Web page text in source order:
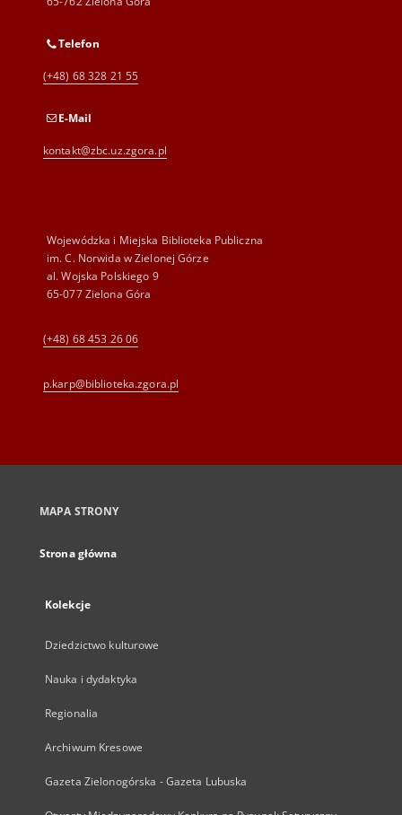
Telefon
(+48) 68 328 21 55
E-Mail
kontakt@zbc.uz.zgora.pl
Wojewódzka i Miejska Biblioteka Publiczna
im. C. Norwida w Zielonej Górze
al. Wojska Polskiego 9
65-077 Zielona Góra
(+48) 68 453 26 06
p.karp@biblioteka.zgora.pl
MAPA STRONY
Strona główna
Kolekcje
Dziedzictwo kulturowe
Nauka i dydaktyka
Regionalia
Archiwum Kresowe
Gazeta Zielonogórska - Gazeta Lubuska